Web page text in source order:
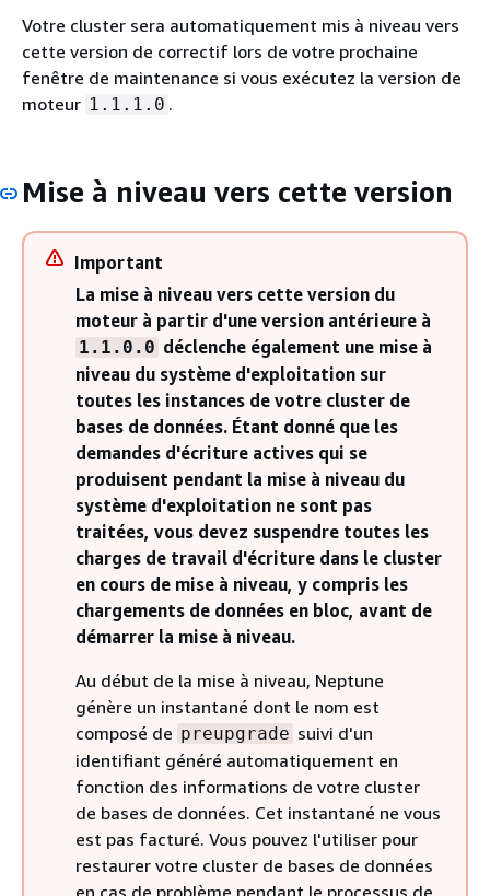
Votre cluster sera automatiquement mis à niveau vers
cette version de correctif lors de votre prochaine
fenêtre de maintenance si vous exécutez la version de
moteur 1.1.1.0 .
Mise à niveau vers cette version
Important
La mise à niveau vers cette version du
moteur à partir d'une version antérieure à
1.1.0.0 déclenche également une mise à
niveau du système d'exploitation sur
toutes les instances de votre cluster de
bases de données. Étant donné que les
demandes d'écriture actives qui se
produisent pendant la mise à niveau du
système d'exploitation ne sont pas
traitées, vous devez suspendre toutes les
charges de travail d'écriture dans le cluster
en cours de mise à niveau, y compris les
chargements de données en bloc, avant de
démarrer la mise à niveau.
Au début de la mise à niveau, Neptune
génère un instantané dont le nom est
composé de preupgrade suivi d'un
identifiant généré automatiquement en
fonction des informations de votre cluster
de bases de données. Cet instantané ne vous
est pas facturé. Vous pouvez l'utiliser pour
restaurer votre cluster de bases de données
en cas de problème pendant le processus de